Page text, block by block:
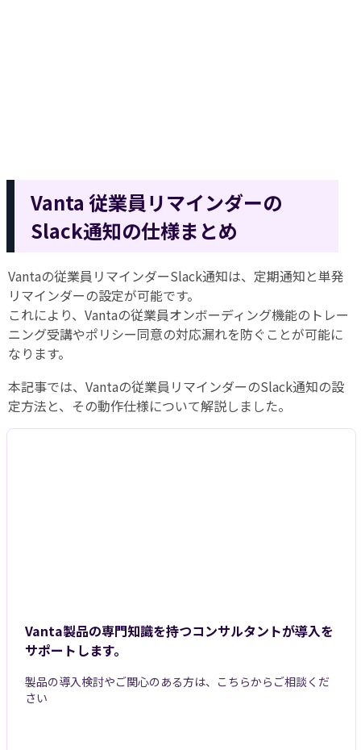
Vanta 従業員リマインダーの
Slack通知の仕様まとめ
Vantaの従業員リマインダーSlack通知は、定期通知と単発
リマインダーの設定が可能です。
これにより、Vantaの従業員オンボーディング機能のトレー
ニング受講やポリシー同意の対応漏れを防ぐことが可能に
なります。
本記事では、Vantaの従業員リマインダーのSlack通知の設
定方法と、その動作仕様について解説しました。
Vanta製品の専門知識を持つコンサルタントが導入を
サポートします。
製品の導入検討やご関心のある方は、こちらからご相談くだ
さい